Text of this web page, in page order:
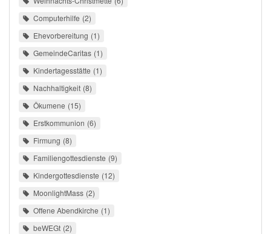
Computerhilfe 2
Ehevorbereitung 1
GemeindeCaritas 1
Kindertagesstätte 1
Nachhaltigkeit 8
Ökumene 15
Erstkommunion 6
Firmung 8
Familiengottesdienste 9
Kindergottesdienste 12
MoonlightMass 2
Offene Abendkirche 1
beWEGt 2